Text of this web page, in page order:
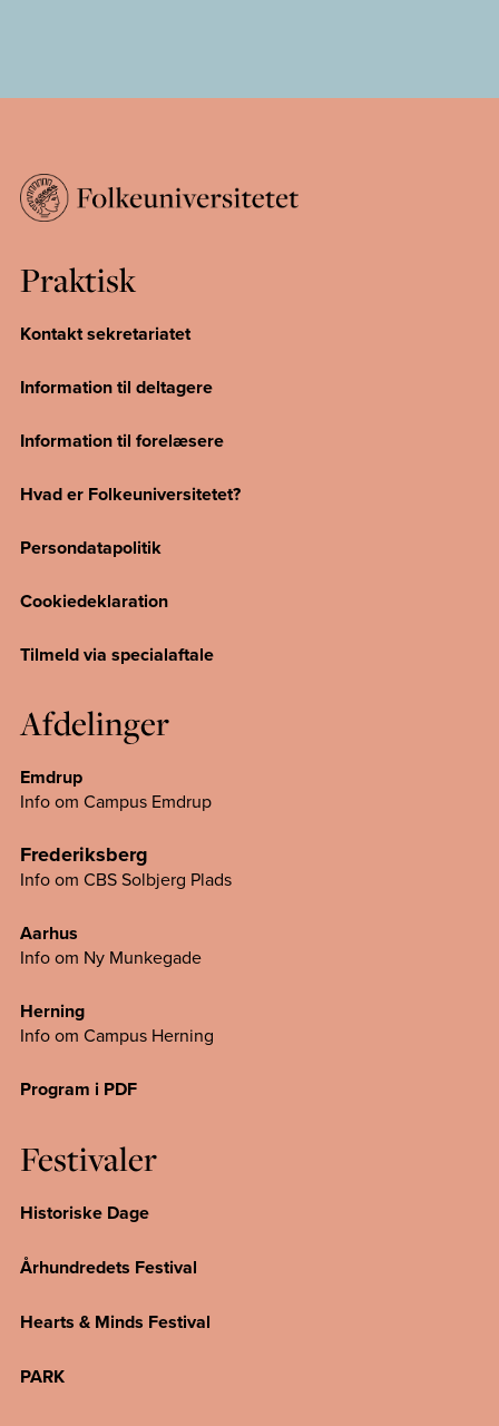
Praktisk
Kontakt sekretariatet
Information til deltagere
Information til forelæsere
Hvad er Folkeuniversitetet?
Persondatapolitik
Cookiedeklaration
Tilmeld via specialaftale
Afdelinger
Emdrup
Info om Campus Emdrup
Frederiksberg
Info om CBS Solbjerg Plads
Aarhus
Info om Ny Munkegade
Herning
Info om Campus Herning
Program i PDF
Festivaler
Historiske Dage
Århundredets Festival
Hearts & Minds Festival
PARK